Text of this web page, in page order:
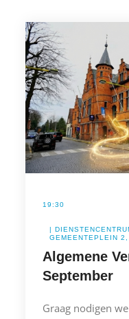
19:30
|
GEMEENTEPLEIN
Algemene
September
Graag nodigen